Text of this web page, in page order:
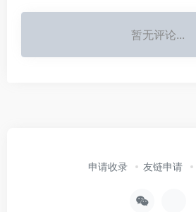
暂无评论...
申请收录 友链申请